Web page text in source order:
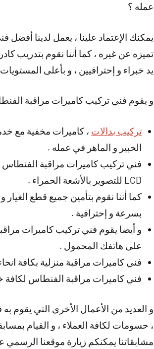
عمله ؟
يمكنك الإعتماد علينا ، يعمل لدينا أفضل
تميزه عن غيره ، كما أننا نقوم بتدريب
يد خبراء و إحترافيين ، و بأعلى
و يقوم فني تركيب كاميرات مراقبة
تركيب بدالات ، كاميرات مخفية مع
الخبير و الماهر في عمله .
فني تركيب كاميرات مراقبة الفنطاس
LCD للتصوير بالأشعة الحمراء .
كما أننا نقوم بتأمين جميع قطع
بسرعة و إحترافية .
و أيضا يقوم فني تركيب كاميرات
على هاتفك المحمول .
فني كاميرات مراقبة منزلية بكافة
فني كاميرات مراقبة الفنطاس
و العديد من الأعمال الأخرى التي يقوم
، حسومات لكافة العملاء ، و القيام
مشابقاتنا يمكنكم زيارة موقعنا